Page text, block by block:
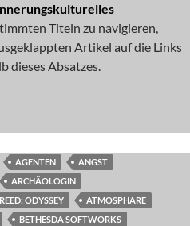
Titeln zu navigieren,
Artikel auf die Links
dieses Absatzes.
der Stadt der Engel
AGENTEN
ANGST
ARCHÄOLOGIN
ODYSSEY
ATMOSPHÄRE
BETHESDA SOFTWORKS